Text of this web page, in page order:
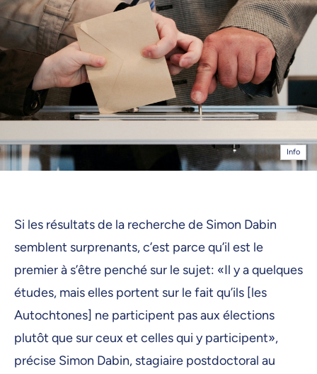
Info
Si les résultats de la recherche de Simon Dabin
semblent surprenants, c’est parce qu’il est le
premier à s’être penché sur le sujet: «Il y a quelques
études, mais elles portent sur le fait qu’ils [les
Autochtones] ne participent pas aux élections
plutôt que sur ceux et celles qui y participent»,
précise Simon Dabin, stagiaire postdoctoral au